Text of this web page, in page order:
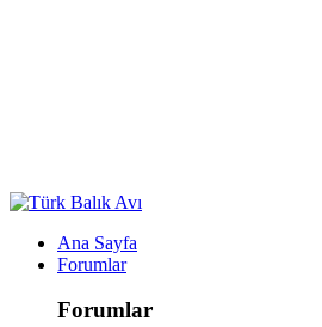
Ana Sayfa
Forumlar
Forumlar